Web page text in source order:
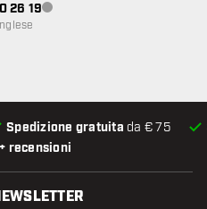
recensioni
Spedizione gratuita da € 75
26 19Servizio clienti non disponibile